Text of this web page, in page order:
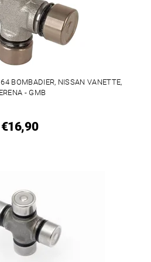
BOMBADIER, NISSAN VANETTE,
- GMB
€16,90